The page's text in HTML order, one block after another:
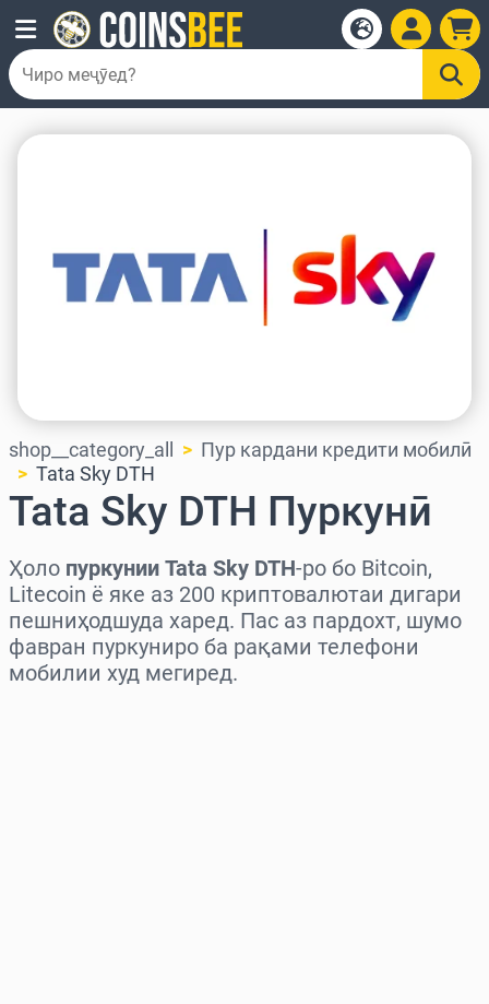
shop__category_all
Пур кардани кредити мобилӣ
Tata Sky DTH
Tata Sky DTH Пуркунӣ
Ҳоло пуркунии Tata Sky DTH-ро бо Bitcoin,
Litecoin ё яке аз 200 криптовалютаи дигари
пешниҳодшуда харед. Пас аз пардохт, шумо
фавран пуркуниро ба рақами телефони
мобилии худ мегиред.